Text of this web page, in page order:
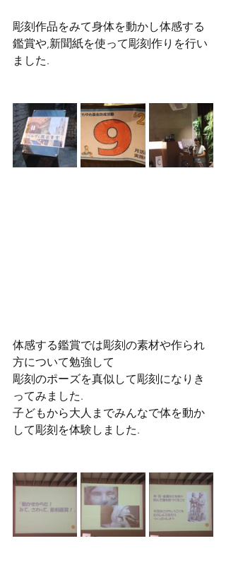
彫刻作品をみて身体を動かし体感する
鑑賞や,新聞紙を使って彫刻作りを行い
ました.
体感する鑑賞では彫刻の素材や作られ
方について勉強して
彫刻のポーズを真似して彫刻になりき
ってみました.
子どもから大人までみんなで体を動か
して彫刻を体験しました.